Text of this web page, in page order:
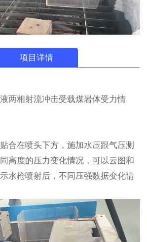
项目详情
两相射流冲击受载煤岩体受力情
合在喷头下方，施加水压跟气压测
高度的压力变化情况，可以云图和
水枪喷射后，不同压强数据变化情